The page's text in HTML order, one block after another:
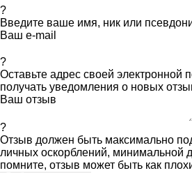
?
Введите ваше имя, ник или
Ваш e-mail
?
Оставьте адрес своей электронной
получать уведомления о новых
Ваш отзыв
?
Отзыв должен быть максимально
личных оскорблений, минимальной
помните, отзыв может быть как